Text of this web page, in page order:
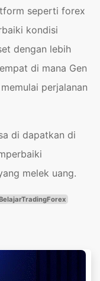
seperti forex
kondisi
dengan lebih
di mana Gen
perjalanan
di dapatkan di
melek uang.